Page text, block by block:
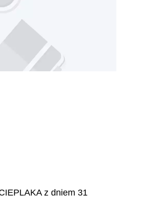
z dniem 31